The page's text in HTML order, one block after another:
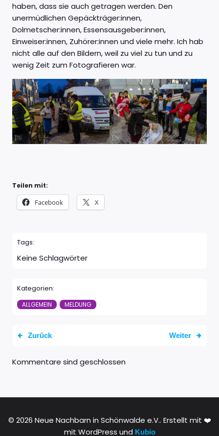
haben, dass sie auch getragen werden. Den
unermüdlichen Gepäckträger:innen,
Dolmetscher:innen, Essensausgeber:innen,
Einweiser:innen, Zuhörer:innen und viele mehr. Ich hab
nicht alle auf den Bildern, weil zu viel zu tun und zu
wenig Zeit zum Fotografieren war.
Teilen mit:
Facebook X
Tags:
Keine Schlagwörter
Kategorien:
ALLGEMEIN MELDUNG
Zurück Weiter
Kommentare sind geschlossen
© 2026 Neue Nachbarn in Schönwalde e.V.. Erstellt mit ❤️
mit WordPress und Kubio